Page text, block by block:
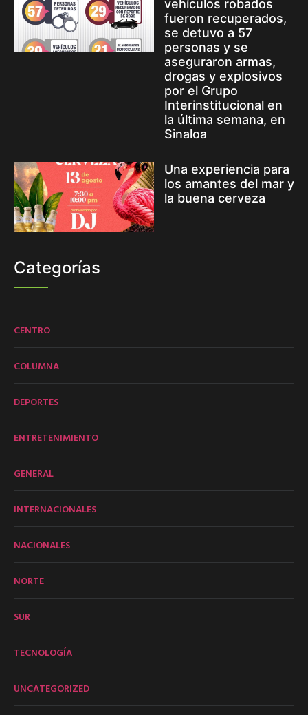
vehículos robados
fueron recuperados,
se detuvo a 57
personas y se
aseguraron armas,
drogas y explosivos
por el Grupo
Interinstitucional en
la última semana, en
Sinaloa
Una experiencia para
los amantes del mar y
la buena cerveza
Categorías
CENTRO
COLUMNA
DEPORTES
ENTRETENIMIENTO
GENERAL
INTERNACIONALES
NACIONALES
NORTE
SUR
TECNOLOGÍA
UNCATEGORIZED